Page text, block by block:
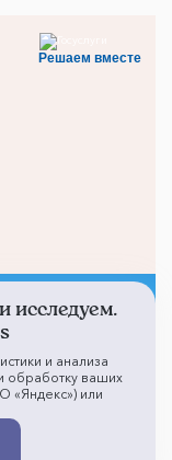
Решаем вместе
к
исследуем.
и анализа
обработку ваших
«Яндекс») или